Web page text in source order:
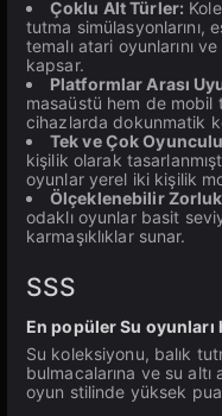
Çoklu Alt Türler:
tutma simülasyonlarını,
temalı atari oyunlarını
kapsar.
Platformlar Arası
masaüstü hem de mobil
cihazlarda dokunmatik
Tek ve Çok
kişilik olarak
oyunlar yerel iki kişilik
Ölçeklenebilir
odaklı oyunlar basit
karmaşıklıklar sunar.
SSS
En popüler Su
Su koleksiyonu, balık
bulmacalarına ve su
oyun stilinde yüksek